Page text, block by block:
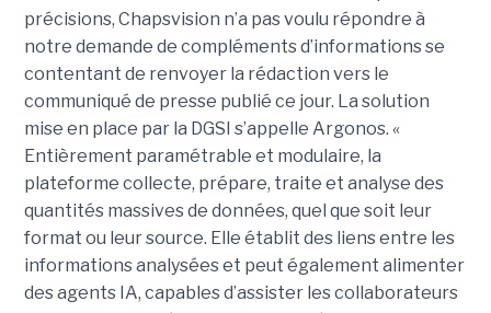
précisions, Chapsvision n’a pas voulu répondre à
notre demande de compléments d’informations se
contentant de renvoyer la rédaction vers le
communiqué de presse publié ce jour. La solution
mise en place par la DGSI s’appelle Argonos. «
Entièrement paramétrable et modulaire, la
plateforme collecte, prépare, traite et analyse des
quantités massives de données, quel que soit leur
format ou leur source. Elle établit des liens entre les
informations analysées et peut également alimenter
des agents IA, capables d’assister les collaborateurs